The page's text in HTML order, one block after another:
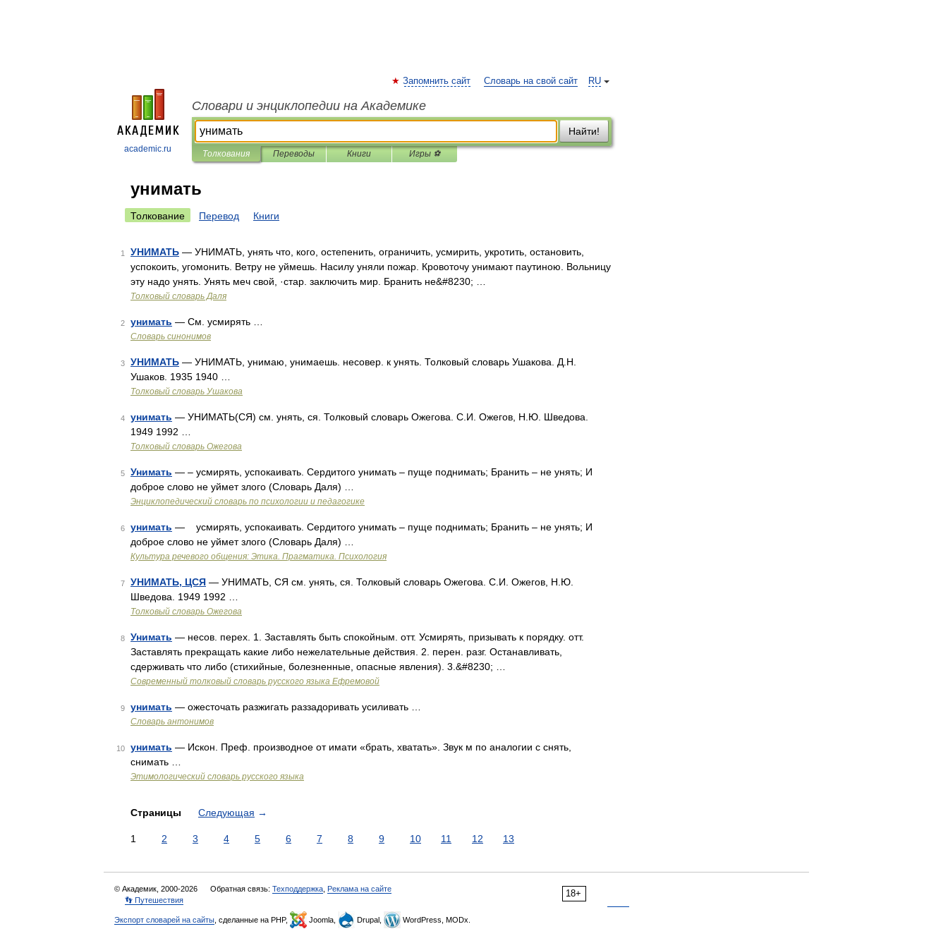
academic.ru
RU
Запомнить сайт Словарь на свой сайт
Словари и энциклопедии на Академике
Найти!
Толкования Переводы Книги Игры ⚽
унимать
Толкование Перевод Книги
1 УНИМАТЬ — УНИМАТЬ, унять что, кого, остепенить, ограничить, усмирить, укротить, остановить,
успокоить, угомонить. Ветру не уймешь. Насилу уняли пожар. Кровоточу унимают паутиною. Вольницу
эту надо унять. Унять меч свой, ·стар. заключить мир. Бранить не&#8230; …
Толковый словарь Даля
2 унимать — См. усмирять …
Словарь синонимов
3 УНИМАТЬ — УНИМАТЬ, унимаю, унимаешь. несовер. к унять. Толковый словарь Ушакова. Д.Н.
Ушаков. 1935 1940 …
Толковый словарь Ушакова
4 унимать — УНИМАТЬ(СЯ) см. унять, ся. Толковый словарь Ожегова. С.И. Ожегов, Н.Ю. Шведова.
1949 1992 …
Толковый словарь Ожегова
5 Унимать — – усмирять, успокаивать. Сердитого унимать – пуще поднимать; Бранить – не унять; И
доброе слово не уймет злого (Словарь Даля) …
Энциклопедический словарь по психологии и педагогике
6 унимать — усмирять, успокаивать. Сердитого унимать – пуще поднимать; Бранить – не унять; И
доброе слово не уймет злого (Словарь Даля) …
Культура речевого общения: Этика. Прагматика. Психология
7 УНИМАТЬ, ЦСЯ — УНИМАТЬ, СЯ см. унять, ся. Толковый словарь Ожегова. С.И. Ожегов, Н.Ю.
Шведова. 1949 1992 …
Толковый словарь Ожегова
8 Унимать — несов. перех. 1. Заставлять быть спокойным. отт. Усмирять, призывать к порядку. отт.
Заставлять прекращать какие либо нежелательные действия. 2. перен. разг. Останавливать,
сдерживать что либо (стихийные, болезненные, опасные явления). 3.&#8230; …
Современный толковый словарь русского языка Ефремовой
9 унимать — ожесточать разжигать раззадоривать усиливать …
Словарь антонимов
10 унимать — Искон. Преф. производное от имати «брать, хватать». Звук м по аналогии с снять,
снимать …
Этимологический словарь русского языка
Страницы Следующая →
1 2 3 4 5 6 7 8 9 10 11 12 13
18+
© Академик, 2000-2026 Обратная связь: Техподдержка Реклама на сайте
👣 Путешествия
Экспорт словарей на сайты , сделанные на PHP, Joomla, Drupal, WordPress, MODx.